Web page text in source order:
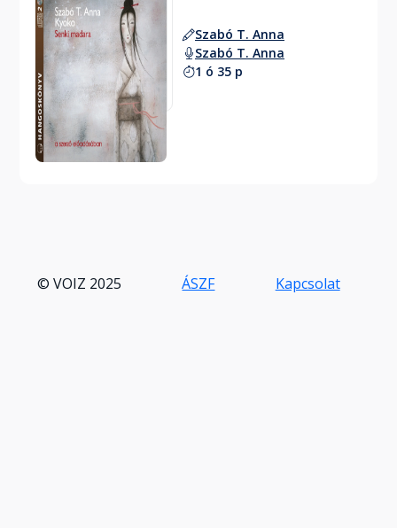
Szabó T. Anna
Szabó T. Anna
1 ó 35 p
© VOIZ 2025 ÁSZF Kapcsolat